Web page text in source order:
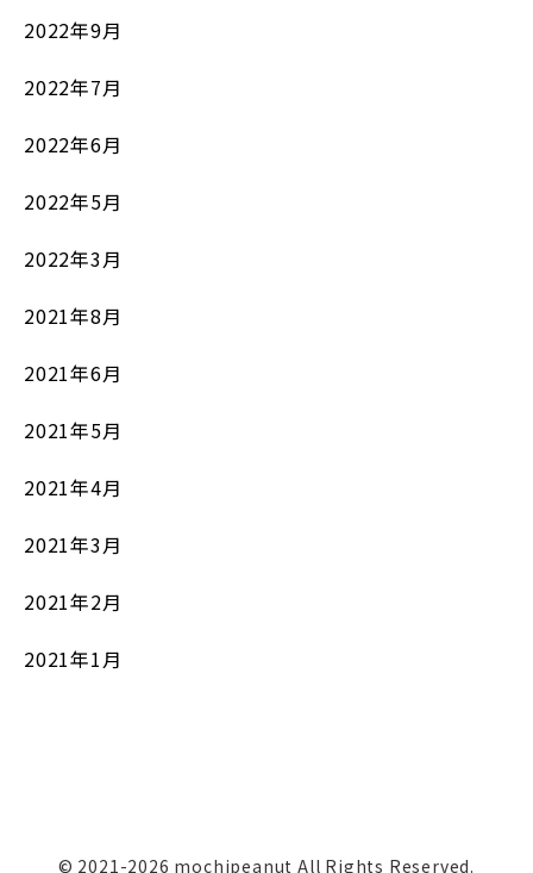
2022年9月
2022年7月
2022年6月
2022年5月
2022年3月
2021年8月
2021年6月
2021年5月
2021年4月
2021年3月
2021年2月
2021年1月
© 2021-2026 mochipeanut All Rights Reserved.